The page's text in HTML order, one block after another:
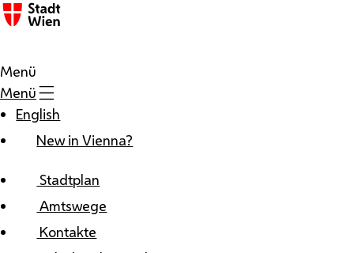
Zum Inhalt
Menü
Menü
English
New in Vienna?
Stadtplan
Amtswege
Kontakte